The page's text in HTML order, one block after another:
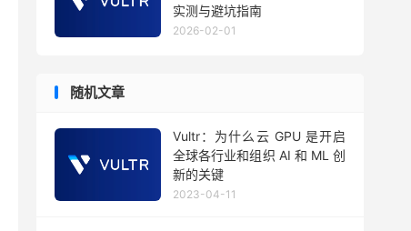
实测与避坑指南
2026-02-01
随机文章
Vultr：为什么云 GPU 是开启
全球各行业和组织 AI 和 ML 创
新的关键
2023-04-11